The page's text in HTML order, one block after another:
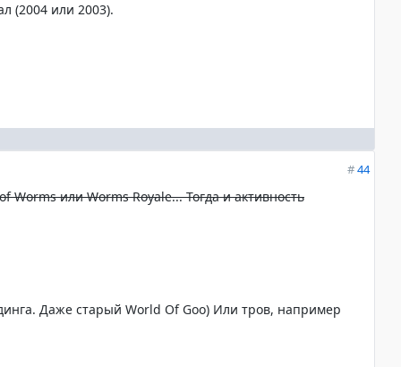
(2004 или 2003).
#44
Worms или Worms Royale... Тогда и активность
Даже старый World Of Goo) Или тров, например